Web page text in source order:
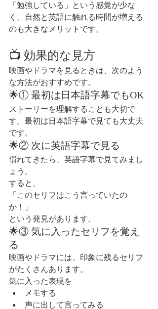
「勉強している」という感覚が少な
く、自然と英語に触れる時間が増える
のも大きなメリットです。
📺 効果的な見方
映画やドラマを見るときは、次のよう
な方法がおすすめです。
🌟① 最初は日本語字幕でもOK
ストーリーを理解することも大切で
す。最初は日本語字幕で見ても大丈夫
です。
🌟② 次に英語字幕で見る
慣れてきたら、英語字幕で見てみまし
ょう。
すると、
「このセリフはこう言っていたの
か！」
という発見があります。
🌟③ 気に入ったセリフを覚え
る
映画やドラマには、印象に残るセリフ
がたくさんあります。
気に入った表現を
メモする
声に出して言ってみる